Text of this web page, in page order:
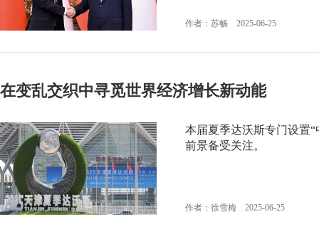
作者：苏畅 2025-06-25
在变乱交织中寻觅世界经济增长新动能
本届夏季达沃斯专门设置
前景备受关注。
作者：徐雪梅 2025-06-25